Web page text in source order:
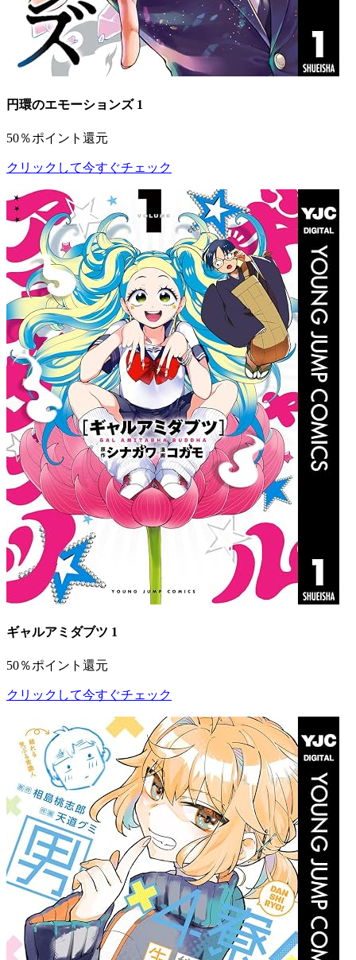
円環のエモーションズ 1
50％ポイント還元
クリックして今すぐチェック
ギャルアミダブツ 1
50％ポイント還元
クリックして今すぐチェック